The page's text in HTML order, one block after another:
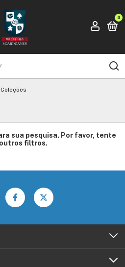
0
Coleções
sua pesquisa. Por favor, tente
filtros.